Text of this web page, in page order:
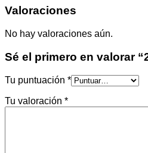
Valoraciones
No hay valoraciones aún.
Sé el primero en valorar
Tu puntuación *
Tu valoración *